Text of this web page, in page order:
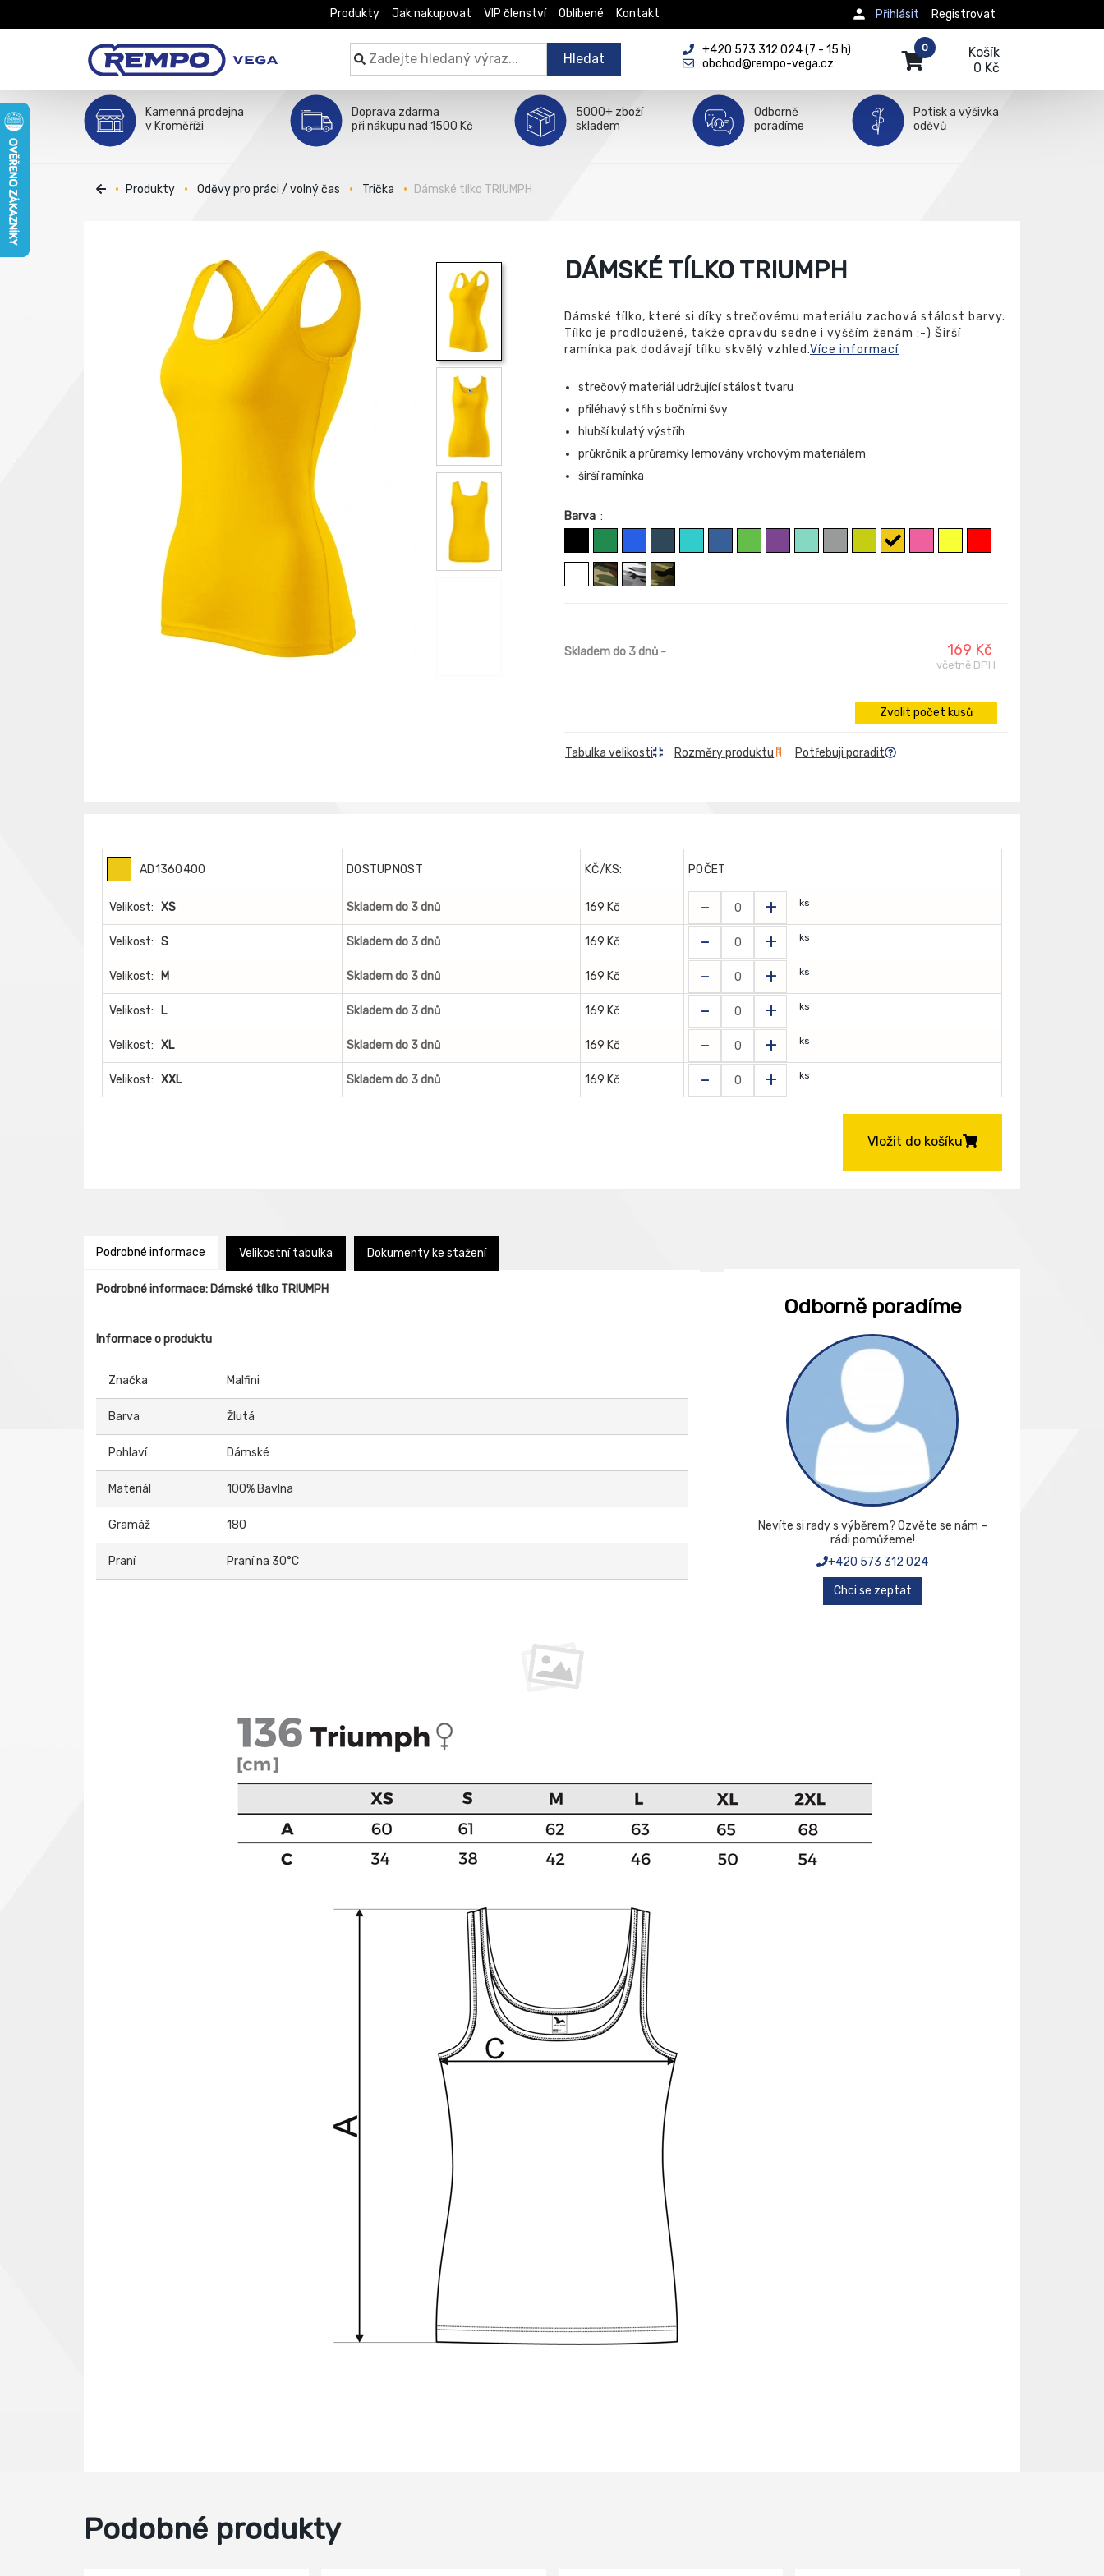
Produkty Jak nakupovat VIP členství Oblíbené Kontakt Registrovat
Přihlásit
Hledat
+420 573 312 024 (7 - 15 h)
obchod@rempo-vega.cz
Košík
0 Kč
0
Kamenná prodejna
v Kroměříži
Doprava zdarma
při nákupu nad 1500 Kč
5000+ zboží
skladem
Odborně
poradíme
Potisk a výšivka
oděvů
Produkty Oděvy pro práci / volný čas Trička Dámské tílko TRIUMPH
DÁMSKÉ TÍLKO TRIUMPH
Dámské tílko, které si díky strečovému materiálu zachová stálost barvy.
Tílko je prodloužené, takže opravdu sedne i vyšším ženám :-) Širší
ramínka pak dodávají tílku skvělý vzhled.Více informací
strečový materiál udržující stálost tvaru
přiléhavý střih s bočními švy
hlubší kulatý výstřih
průkrčník a průramky lemovány vrchovým materiálem
širší ramínka
Barva :
Skladem do 3 dnů - 169 Kč
včetně DPH
Zvolit počet kusů
Tabulka velikosti Rozměry produktu Potřebuji poradit
AD1360400 DOSTUPNOST KČ/KS: POČET
Velikost: XS Skladem do 3 dnů 169 Kč - + ks
Velikost: S Skladem do 3 dnů 169 Kč - + ks
Velikost: M Skladem do 3 dnů 169 Kč - + ks
Velikost: L Skladem do 3 dnů 169 Kč - + ks
Velikost: XL Skladem do 3 dnů 169 Kč - + ks
Velikost: XXL Skladem do 3 dnů 169 Kč - + ks
Vložit do košíku
Podrobné informace Velikostní tabulka Dokumenty ke stažení
Podrobné informace: Dámské tílko TRIUMPH
Informace o produktu
Značka Malfini
Barva Žlutá
Pohlaví Dámské
Materiál 100% Bavlna
Gramáž 180
Praní Praní na 30°C
Odborně poradíme
Nevíte si rady s výběrem? Ozvěte se nám –
rádi pomůžeme!
+420 573 312 024
Chci se zeptat
Podobné produkty